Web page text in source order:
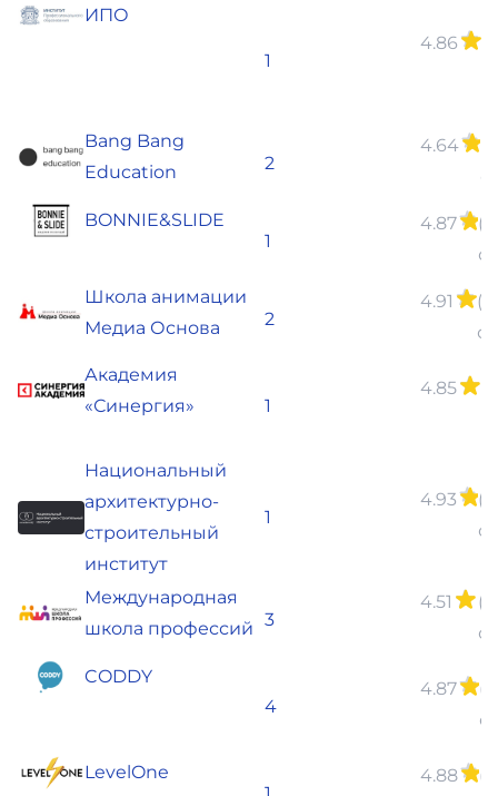
ИПО
1
4.86
Bang Bang
Education
2
4.64
BONNIE&SLIDE
1
4.87
Школа анимации
Медиа Основа
2
4.91
Академия
«Синергия»
1
4.85
Национальный
архитектурно-
строительный
институт
1
4.93
Международная
школа профессий 3
4.51
CODDY
4
4.87
LevelOne
4.88